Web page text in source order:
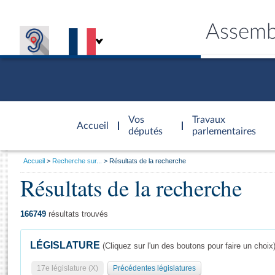
Accueil
d'accueil
Vos
députés
Travaux
parlementaires
Général
Vous
Accueil Recherche sur... Résultats de la recherche
Résultats de la recherche
166749 résultats trouvés
LÉGISLATURE (Cliquez sur l'un des boutons pour faire un choix)
17e législature (X) Précédentes législatures